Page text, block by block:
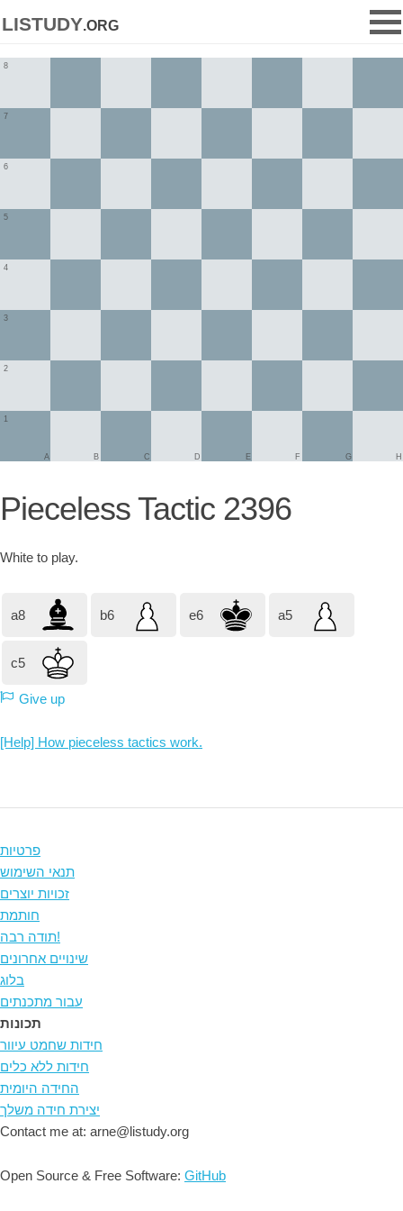
listudy.org
1
2
3
4
5
6
7
8
A B C D E F G H
Pieceless Tactic 2396
White to play.
a8 b6 e6 a5
c5
Give up
[Help] How pieceless tactics work.
פרטיות
תנאי השימוש
זכויות יוצרים
חותמת
תודה רבה!
שינויים אחרונים
בלוג
עבור מתכנתים
תכונות
חידות שחמט עיוור
חידות ללא כלים
החידה היומית
יצירת חידה משלך
Contact me at: arne@listudy.org
Open Source & Free Software: GitHub